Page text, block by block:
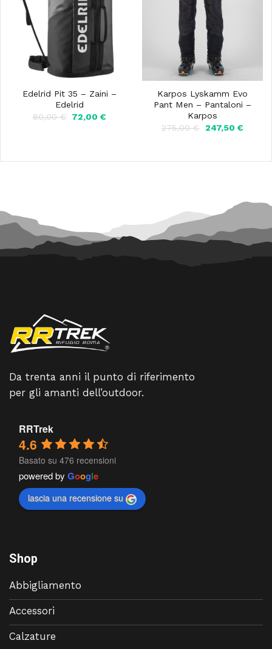
Edelrid Pit 35 – Zaini –
Edelrid
80,00€
Il
72,00€Il
Karpos Lyskamm Evo
Pant Men – Pantaloni –
Karpos
275,00€
Il
275,00 €.
247,50 €Il
Da trenta anni il punto di riferimento
per gli amanti dell’outdoor.
RRTrek
4.6
Basato su 476 recensioni
powered by Google
lascia una recensione su
Shop
Abbigliamento
Accessori
Calzature